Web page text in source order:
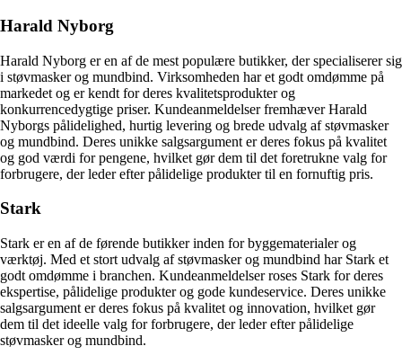
Harald Nyborg
Harald Nyborg er en af de mest populære butikker, der specialiserer sig
i støvmasker og mundbind. Virksomheden har et godt omdømme på
markedet og er kendt for deres kvalitetsprodukter og
konkurrencedygtige priser. Kundeanmeldelser fremhæver Harald
Nyborgs pålidelighed, hurtig levering og brede udvalg af støvmasker
og mundbind. Deres unikke salgsargument er deres fokus på kvalitet
og god værdi for pengene, hvilket gør dem til det foretrukne valg for
forbrugere, der leder efter pålidelige produkter til en fornuftig pris.
Stark
Stark er en af de førende butikker inden for byggematerialer og
værktøj. Med et stort udvalg af støvmasker og mundbind har Stark et
godt omdømme i branchen. Kundeanmeldelser roses Stark for deres
ekspertise, pålidelige produkter og gode kundeservice. Deres unikke
salgsargument er deres fokus på kvalitet og innovation, hvilket gør
dem til det ideelle valg for forbrugere, der leder efter pålidelige
støvmasker og mundbind.